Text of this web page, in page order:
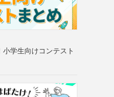
学生向けコンテスト